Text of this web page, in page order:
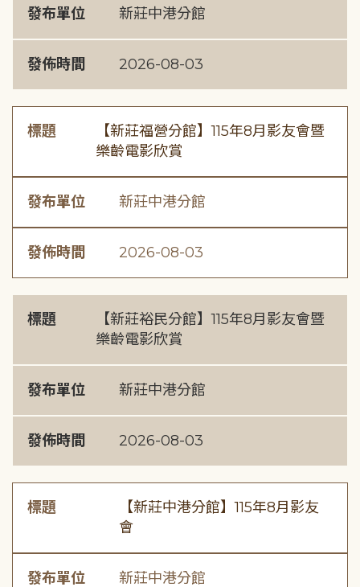
發布單位 新莊中港分館
發佈時間 2026-08-03
標題
【新莊福營分館】115年8月影友會暨
樂齡電影欣賞
發布單位 新莊中港分館
發佈時間 2026-08-03
標題
【新莊裕民分館】115年8月影友會暨
樂齡電影欣賞
發布單位 新莊中港分館
發佈時間 2026-08-03
標題
【新莊中港分館】115年8月影友
會
發布單位 新莊中港分館